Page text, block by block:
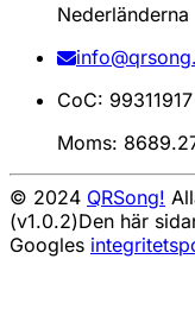
Nederländerna
CoC: 99311917
Moms:
© 2024 QRSong!
(v1.0.2)Den här
Googles